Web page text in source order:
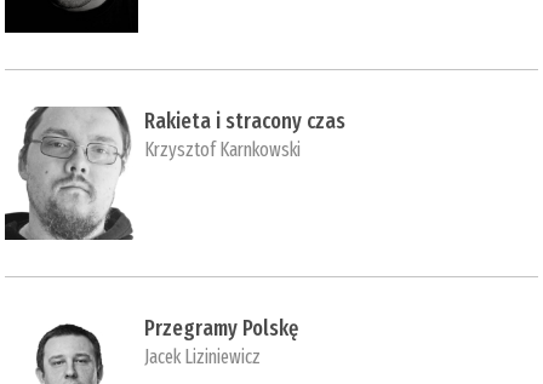
Rakieta i stracony czas
Krzysztof Karnkowski
Przegramy Polskę
Jacek Liziniewicz